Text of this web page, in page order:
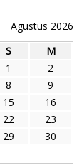
Agustus 2026
S
M
1
2
8
9
15
16
22
23
29
30